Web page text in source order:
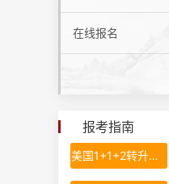
在线报名
报考指南
美国1+1+2转升计划